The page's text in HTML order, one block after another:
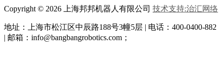
Copyright © 2026 上海邦邦机器人有限公司 技术支持:治汇网络
地址：上海市松江区中辰路188号3幢5层 | 电话：400-0400-882
| 邮箱：info@bangbangrobotics.com；